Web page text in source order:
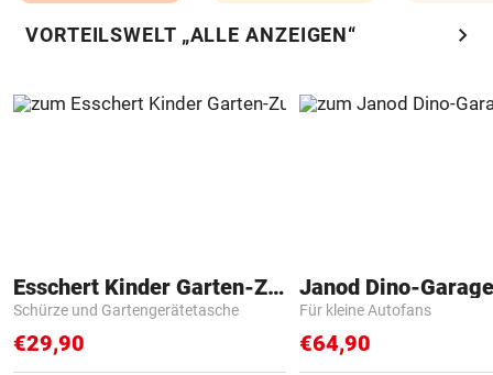
VORTEILSWELT „ALLE ANZEIGEN“ chevron_right
Esschert Kinder Garten-Zubehör
Schürze und Gartengerätetasche
€29,90
Janod Dino-Garage
Für kleine Autofans
€64,90